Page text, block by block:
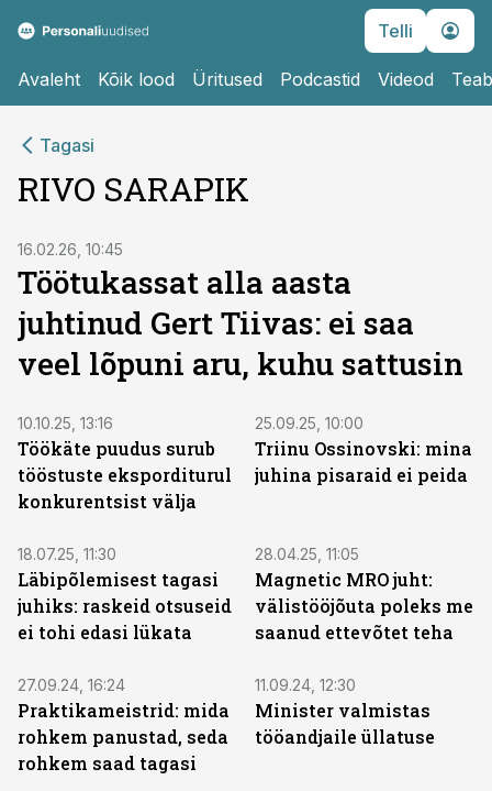
Telli
Avaleht Kõik lood Üritused Podcastid Videod
Tagasi
RIVO SARAPIK
16.02.26, 10:45
Töötukassat alla aasta
juhtinud Gert Tiivas: ei saa
veel lõpuni aru, kuhu sattusin
10.10.25, 13:16
Töökäte puudus surub
tööstuste eksporditurul
konkurentsist välja
25.09.25, 10:00
Triinu Ossinovski: mina
juhina pisaraid ei peida
18.07.25, 11:30
Läbipõlemisest tagasi
juhiks: raskeid otsuseid
ei tohi edasi lükata
28.04.25, 11:05
Magnetic MRO juht:
välistööjõuta poleks me
saanud ettevõtet teha
27.09.24, 16:24
Praktikameistrid: mida
rohkem panustad, seda
rohkem saad tagasi
11.09.24, 12:30
Minister valmistas
tööandjaile üllatuse